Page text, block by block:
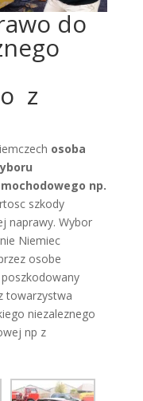
do
z
osoba
np.
szkody
naprawy. Wybor
Niemiec
osobe
towarzystwa
niezaleznego
np z